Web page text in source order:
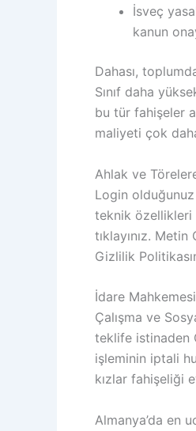
İsveç
kanun
Dahası,
Sınıf daha
bu tür fahişeler
maliyeti çok
Ahlak ve
Login
teknik özellikleri
tıklayınız.
Gizlilik
İdare
Çalışma ve
teklife istinaden
işleminin iptali
kızlar fahişeliği
Almanya’da en